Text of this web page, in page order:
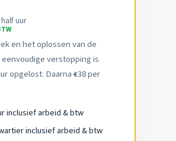
uur
en het oplossen van de
verstopping is
opgelost. Daarna €38 per
inclusief arbeid & btw
inclusief arbeid & btw